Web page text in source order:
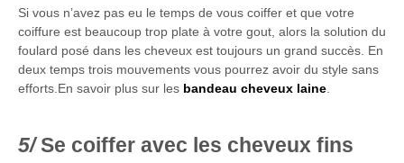
Si vous n’avez pas eu le temps de vous coiffer et que votre
coiffure est beaucoup trop plate à votre gout, alors la solution du
foulard posé dans les cheveux est toujours un grand succès. En
deux temps trois mouvements vous pourrez avoir du style sans
efforts.En savoir plus sur les bandeau cheveux laine
Se coiffer avec les cheveux fins